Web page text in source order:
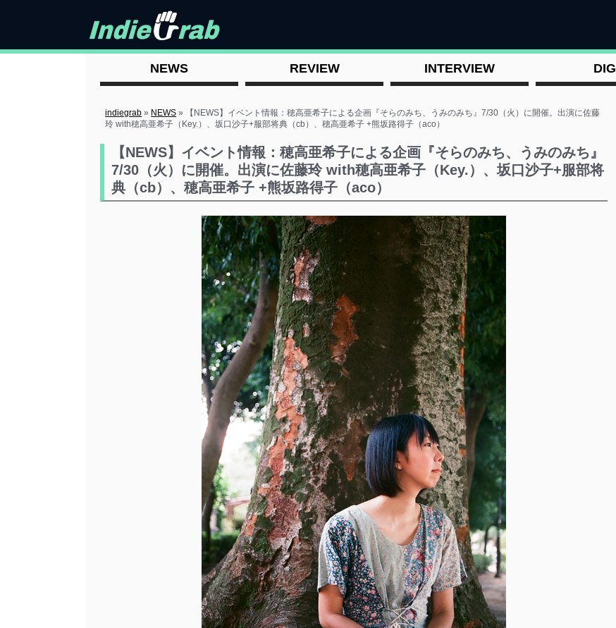
NEWS REVIEW INTERVIEW DIG
indiegrab » NEWS »
【NEWS】イベント情報：穂高亜希子による企画『そらのみち、うみのみち』7/30（火）に開催。出演に佐藤
玲 with穂高亜希子（Key.）、坂口沙子+服部将典（cb）、穂高亜希子 +熊坂路得子（aco）
【NEWS】イベント情報：穂高亜希子による企画『そらのみち、うみのみち』
7/30（火）に開催。出演に佐藤玲 with穂高亜希子（Key.）、坂口沙子+服部将
典（cb）、穂高亜希子 +熊坂路得子（aco）